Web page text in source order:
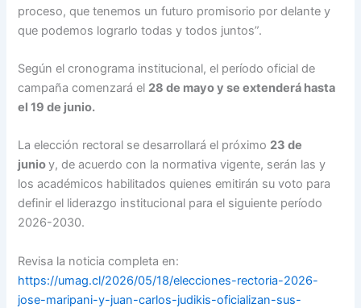
proceso, que tenemos un futuro promisorio por delante y
que podemos lograrlo todas y todos juntos”.
Según el cronograma institucional, el período oficial de
campaña comenzará el 28 de mayo y se extenderá hasta
el 19 de junio.
La elección rectoral se desarrollará el próximo 23 de
junioy, de acuerdo con la normativa vigente, serán las y
los académicos habilitados quienes emitirán su voto para
definir el liderazgo institucional para el siguiente período
2026-2030.
Revisa la noticia completa en:
https://umag.cl/2026/05/18/elecciones-rectoria-2026-
jose-maripani-y-juan-carlos-judikis-oficializan-sus-